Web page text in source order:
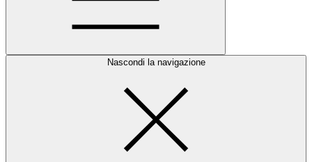
Nascondi la navigazione